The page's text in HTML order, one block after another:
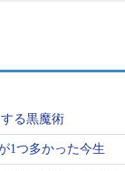
る黒魔術
1つ多かった今生